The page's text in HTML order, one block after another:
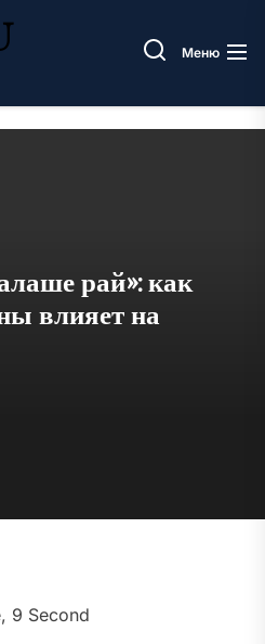
Меню
рай»: как
влияет на
9 Second